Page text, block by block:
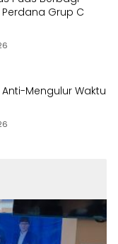
Grup C
Anti-Mengulur Waktu